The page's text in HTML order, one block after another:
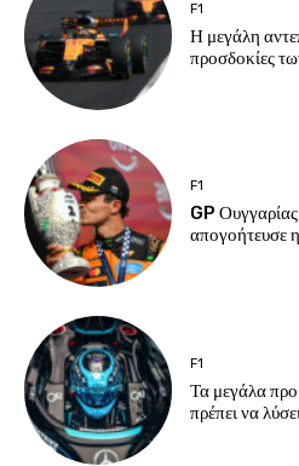
F1
Η μεγάλη
προσδοκίες
F1
GP
F1
Τα μεγάλα
πρέπει να